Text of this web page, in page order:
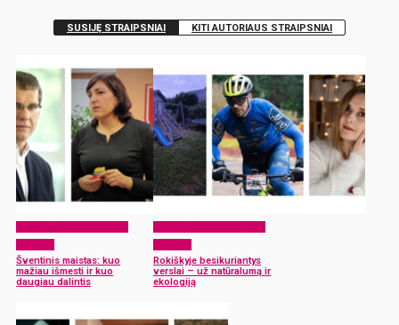
SUSIJĘ STRAIPSNIAI KITI AUTORIAUS STRAIPSNIAI
Šventinis maistas: kuo
mažiau išmesti ir kuo
daugiau dalintis
Rokiškyje besikuriantys
verslai – už natūralumą ir
ekologiją